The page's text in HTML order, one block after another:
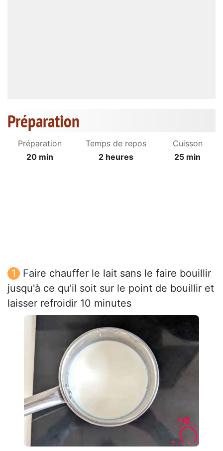
Préparation
Préparation
20 min
Temps de repos
2 heures
Cuisson
25 min
Faire chauffer le lait sans le faire bouillir
jusqu'à ce qu'il soit sur le point de bouillir et
laisser refroidir 10 minutes